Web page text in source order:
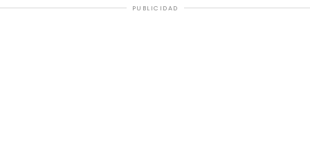
PUBLICIDAD